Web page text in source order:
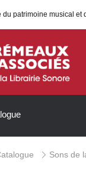
du patrimoine musical et
Sons de